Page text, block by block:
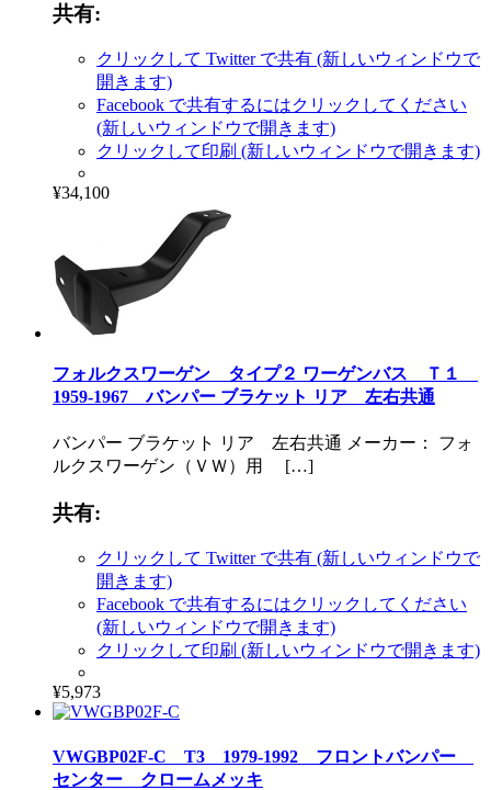
共有:
クリックして Twitter で共有 (新しいウィンドウで
開きます)
Facebook で共有するにはクリックしてください
(新しいウィンドウで開きます)
クリックして印刷 (新しいウィンドウで開きます)
¥34,100
フォルクスワーゲン タイプ２ ワーゲンバス Ｔ１
1959-1967 バンパー ブラケット リア 左右共通
バンパー ブラケット リア 左右共通 メーカー： フォ
ルクスワーゲン（ＶＷ）用 […]
共有:
クリックして Twitter で共有 (新しいウィンドウで
開きます)
Facebook で共有するにはクリックしてください
(新しいウィンドウで開きます)
クリックして印刷 (新しいウィンドウで開きます)
¥5,973
VWGBP02F-C T3 1979-1992 フロントバンパー
センター クロームメッキ